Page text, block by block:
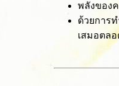
พลังของ
ด้วยการ
เสมอตลอ